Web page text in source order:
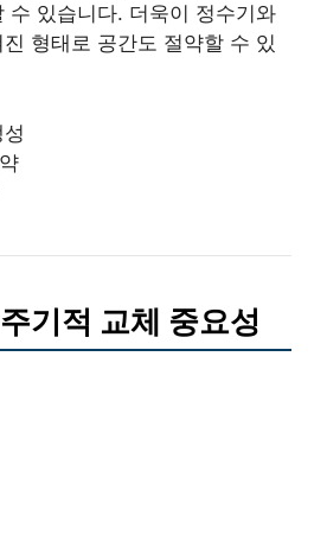
수 있습니다. 더욱이 정수기와
형태로 공간도 절약할 수 있
기적 교체 중요성